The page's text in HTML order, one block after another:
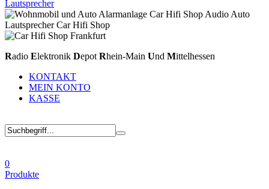
Radio Elektronik Depot Rhein-Main Und Mittelhessen
KONTAKT
MEIN KONTO
KASSE
0
Produkte